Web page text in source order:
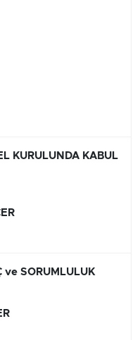
KURULUNDA KABUL
ve SORUMLULUK